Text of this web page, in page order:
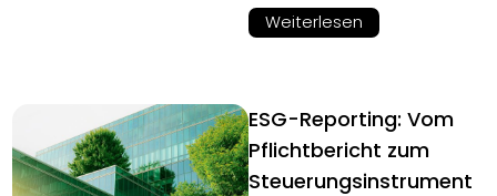
Weiterlesen
ESG-Reporting: Vom
Pflichtbericht zum
Steuerungsinstrument